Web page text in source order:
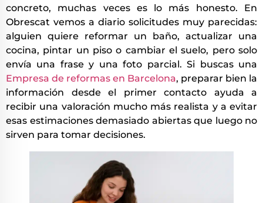
concreto, muchas veces es lo más honesto. En
Obrescat vemos a diario solicitudes muy parecidas:
alguien quiere reformar un baño, actualizar una
cocina, pintar un piso o cambiar el suelo, pero solo
envía una frase y una foto parcial. Si buscas una
Empresa de reformas en Barcelona, preparar bien la
información desde el primer contacto ayuda a
recibir una valoración mucho más realista y a evitar
esas estimaciones demasiado abiertas que luego no
sirven para tomar decisiones.